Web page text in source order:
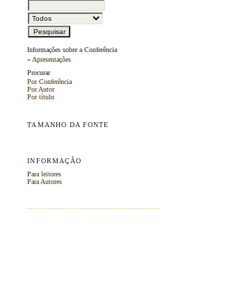
Informações sobre a Conferência
» Apresentações
Procurar
Por Conferência
Por Autor
Por título
TAMANHO DA FONTE
INFORMAÇÃO
Para leitores
Para Autores